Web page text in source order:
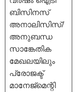
ബിസിനസ്
അനാലിസിസ്/
അനുബന്ധ
സാങ്കേതിക
മേഖലയിലും
പ്രോജക്ട്
മാനേജ്മെന്റി